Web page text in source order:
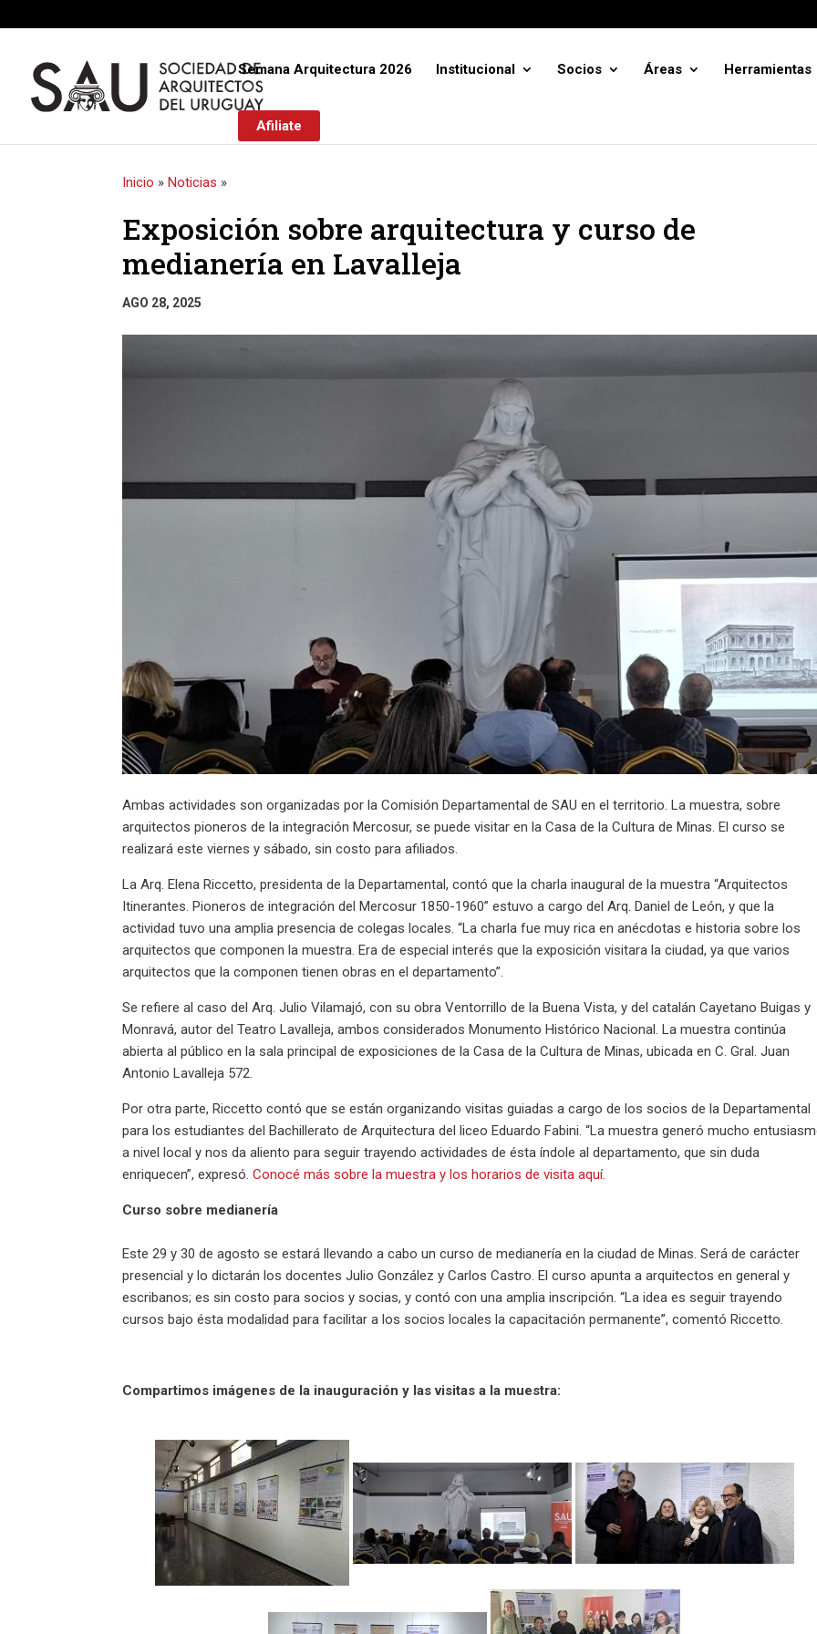
Semana Arquitectura 2026 Institucional Socios Áreas Herramientas
Afiliate
Inicio »Noticias »
Exposición sobre arquitectura y curso de
medianería en Lavalleja
AGO 28, 2025
Ambas actividades son organizadas por la Comisión Departamental de SAU en el territorio. La muestra, sobre
arquitectos pioneros de la integración Mercosur, se puede visitar en la Casa de la Cultura de Minas. El curso se
realizará este viernes y sábado, sin costo para afiliados.
La Arq. Elena Riccetto, presidenta de la Departamental, contó que la charla inaugural de la muestra “Arquitectos
Itinerantes. Pioneros de integración del Mercosur 1850-1960” estuvo a cargo del Arq. Daniel de León, y que la
actividad tuvo una amplia presencia de colegas locales. “La charla fue muy rica en anécdotas e historia sobre los
arquitectos que componen la muestra. Era de especial interés que la exposición visitara la ciudad, ya que varios
arquitectos que la componen tienen obras en el departamento”.
Se refiere al caso del Arq. Julio Vilamajó, con su obra Ventorrillo de la Buena Vista, y del catalán Cayetano Buigas y
Monravá, autor del Teatro Lavalleja, ambos considerados Monumento Histórico Nacional. La muestra continúa
abierta al público en la sala principal de exposiciones de la Casa de la Cultura de Minas, ubicada en C. Gral. Juan
Antonio Lavalleja 572.
Por otra parte, Riccetto contó que se están organizando visitas guiadas a cargo de los socios de la Departamental
para los estudiantes del Bachillerato de Arquitectura del liceo Eduardo Fabini. “La muestra generó mucho
a nivel local y nos da aliento para seguir trayendo actividades de ésta índole al departamento, que sin duda
enriquecen”, expresó.Conocé más sobre la muestra y los horarios de visita aquí.
Curso sobre medianería
Este 29 y 30 de agosto se estará llevando a cabo un curso de medianería en la ciudad de Minas. Será de carácter
presencial y lo dictarán los docentes Julio González y Carlos Castro. El curso apunta a arquitectos en general y
escribanos; es sin costo para socios y socias, y contó con una amplia inscripción. “La idea es seguir trayendo
cursos bajo ésta modalidad para facilitar a los socios locales la capacitación permanente”, comentó Riccetto.
Compartimos imágenes de la inauguración y las visitas a la muestra: